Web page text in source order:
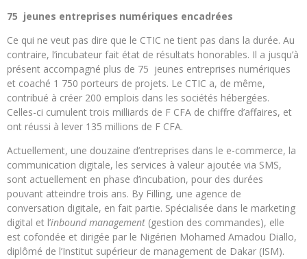
75 jeunes entreprises numériques encadrées
Ce qui ne veut pas dire que le CTIC ne tient pas dans la durée. Au
contraire, l’incubateur fait état de résultats honorables. Il a jusqu’à
présent accompagné plus de 75 jeunes entreprises numériques
et coaché 1 750 porteurs de projets. Le CTIC a, de même,
contribué à créer 200 emplois dans les sociétés hébergées.
Celles-ci cumulent trois milliards de F CFA de chiffre d’affaires, et
ont réussi à lever 135 millions de F CFA.
Actuellement, une douzaine d’entreprises dans le e-commerce, la
communication digitale, les services à valeur ajoutée via SMS,
sont actuellement en phase d’incubation, pour des durées
pouvant atteindre trois ans. By Filling, une agence de
conversation digitale, en fait partie. Spécialisée dans le marketing
digital et l’inbound management (gestion des commandes), elle
est cofondée et dirigée par le Nigérien Mohamed Amadou Diallo,
diplômé de l’Institut supérieur de management de Dakar (ISM).